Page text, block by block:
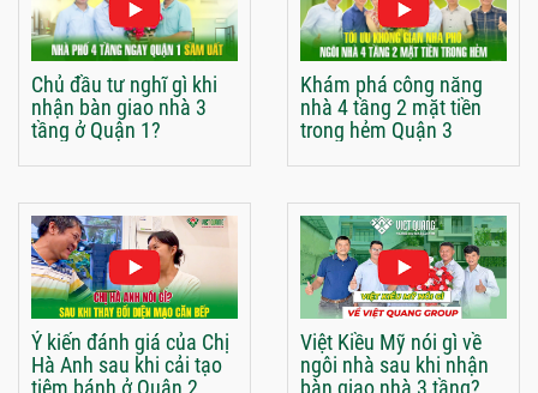
Chủ đầu tư nghĩ gì khi
nhận bàn giao nhà 3
tầng ở Quận 1?
Khám phá công năng
nhà 4 tầng 2 mặt tiền
trong hẻm Quận 3
Ý kiến đánh giá của Chị
Hà Anh sau khi cải tạo
tiệm bánh ở Quận 2
Việt Kiều Mỹ nói gì về
ngôi nhà sau khi nhận
bàn giao nhà 3 tầng?